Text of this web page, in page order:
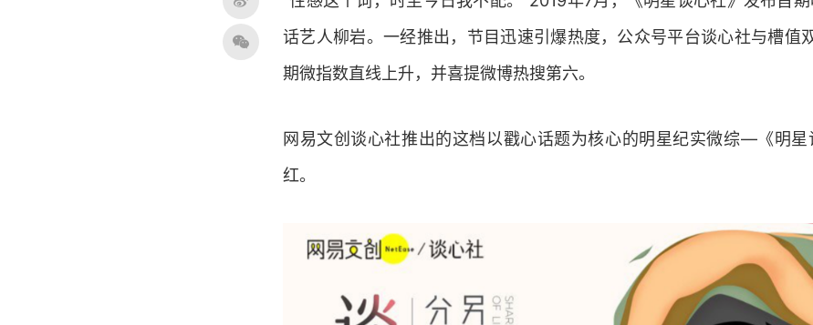
话艺人柳岩。一经推出，节目迅速引爆热度，公众号平台谈心社与槽值
期微指数直线上升，并喜提微博热搜第六。
网易文创谈心社推出的这档以戳心话题为核心的明星纪实微综—《明星
红。